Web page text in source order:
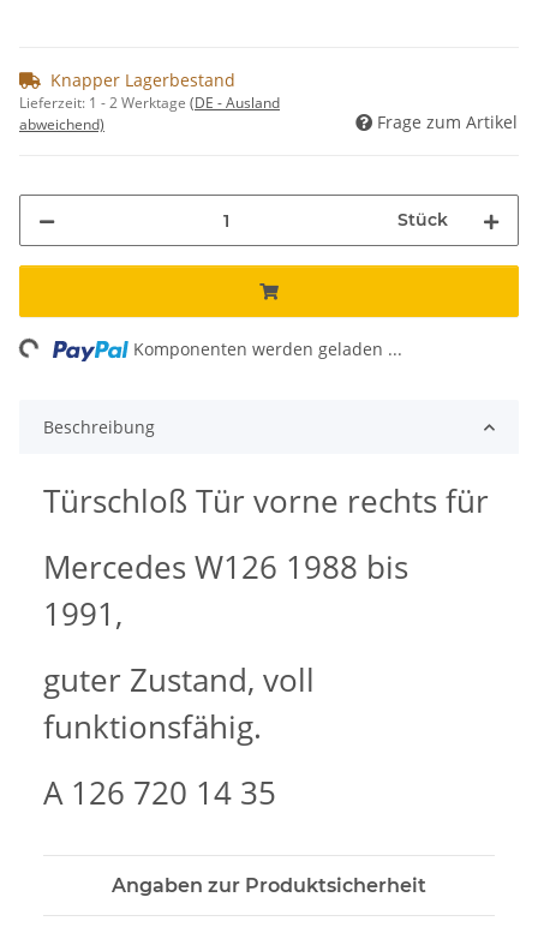
Knapper Lagerbestand
Lieferzeit: 1 - 2 Werktage (DE - Ausland
abweichend)
Frage zum Artikel
Stück
Komponenten werden geladen ...
Beschreibung
Türschloß Tür vorne rechts für
Mercedes W126 1988 bis
1991,
guter Zustand, voll
funktionsfähig.
A 126 720 14 35
Angaben zur Produktsicherheit